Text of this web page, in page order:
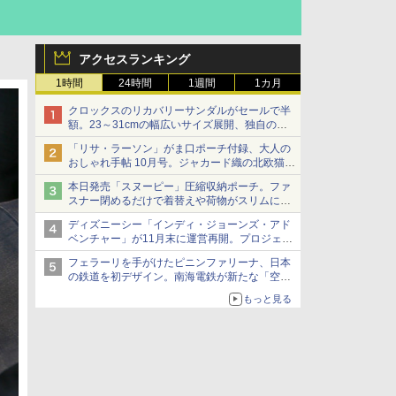
アクセスランキング
1時間 24時間 1週間 1カ月
クロックスのリカバリーサンダルがセールで半
額。23～31cmの幅広いサイズ展開、独自のク
ッション素材を採用
「リサ・ラーソン」がま口ポーチ付録、大人の
おしゃれ手帖 10月号。ジャカード織の北欧猫デ
ザイン
本日発売「スヌーピー」圧縮収納ポーチ。ファ
スナー閉めるだけで着替えや荷物がスリムにま
とまる
ディズニーシー「インディ・ジョーンズ・アド
ベンチャー」が11月末に運営再開。プロジェク
ションマッピングを追加、DPAは1500円
フェラーリを手がけたピニンファリーナ、日本
の鉄道を初デザイン。南海電鉄が新たな「空港
もっと見る